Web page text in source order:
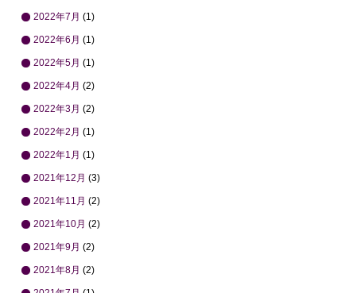
2022年7月 (1)
2022年6月 (1)
2022年5月 (1)
2022年4月 (2)
2022年3月 (2)
2022年2月 (1)
2022年1月 (1)
2021年12月 (3)
2021年11月 (2)
2021年10月 (2)
2021年9月 (2)
2021年8月 (2)